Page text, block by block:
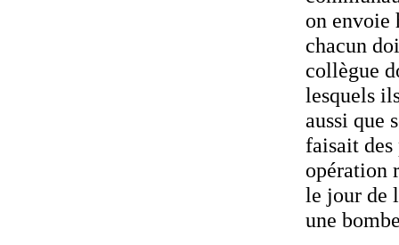
on envoie
chacun
collègue
lesquels
aussi que
faisait
opération
le jour de
une